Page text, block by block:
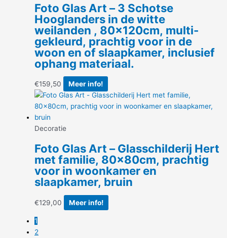
Foto Glas Art – 3 Schotse
Hooglanders in de witte
weilanden , 80x120cm, multi-
gekleurd, prachtig voor in de
woon en of slaapkamer, inclusief
ophang materiaal.
€159,50 Meer info!
Decoratie
Foto Glas Art – Glasschilderij Hert
met familie, 80x80cm, prachtig
voor in woonkamer en
slaapkamer, bruin
€129,00 Meer info!
1
2